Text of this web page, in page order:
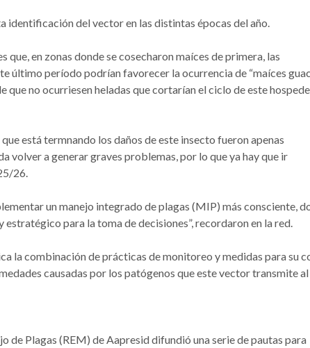
identificación del vector en las distintas épocas del año.
que, en zonas donde se cosecharon maíces de primera, las
último período podrían favorecer la ocurrencia de “maíces
que no ocurriesen heladas que cortarían el ciclo de este
está termnando los daños de este insecto fueron apenas
volver a generar graves problemas, por lo que ya hay que ir
26.
un manejo integrado de plagas (MIP) más consciente,
para la toma de decisiones”, recordaron en la red.
la combinación de prácticas de monitoreo y medidas para su
causadas por los patógenos que este vector transmite al
de Plagas (REM) de Aapresid difundió una serie de pautas para